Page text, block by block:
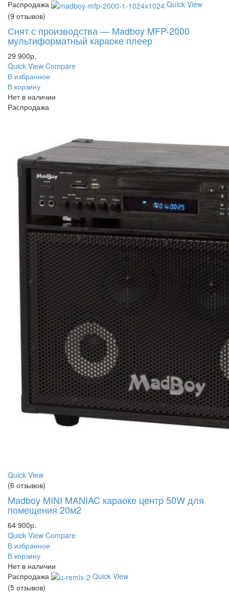
Распродажа
Quick View
(9 отзывов)
Снят с производства — Madboy MFP-2000
мультиформатный караоке плеер
29 900р.
Quick View Compare
В избранное
В корзину
Нет в наличии
Распродажа
Quick View
(6 отзывов)
Madboy MINI MANIAC караоке центр 50W для
помещения 20м2
64 900р.
Quick View Compare
В избранное
В корзину
Нет в наличии
Распродажа
Quick View
(5 отзывов)